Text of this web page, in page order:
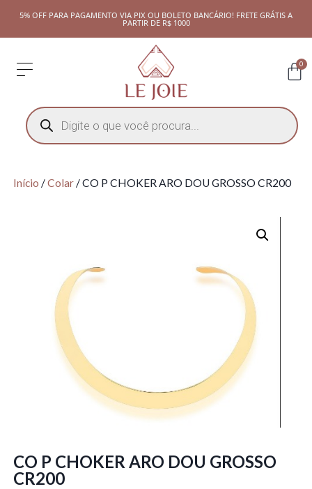
5% OFF PARA PAGAMENTO VIA PIX OU BOLETO BANCÁRIO! FRETE GRÁTIS A
PARTIR DE R$ 1000
0
Início /Colar/ CO P CHOKER ARO DOU GROSSO CR200
CO P CHOKER ARO DOU GROSSO
CR200